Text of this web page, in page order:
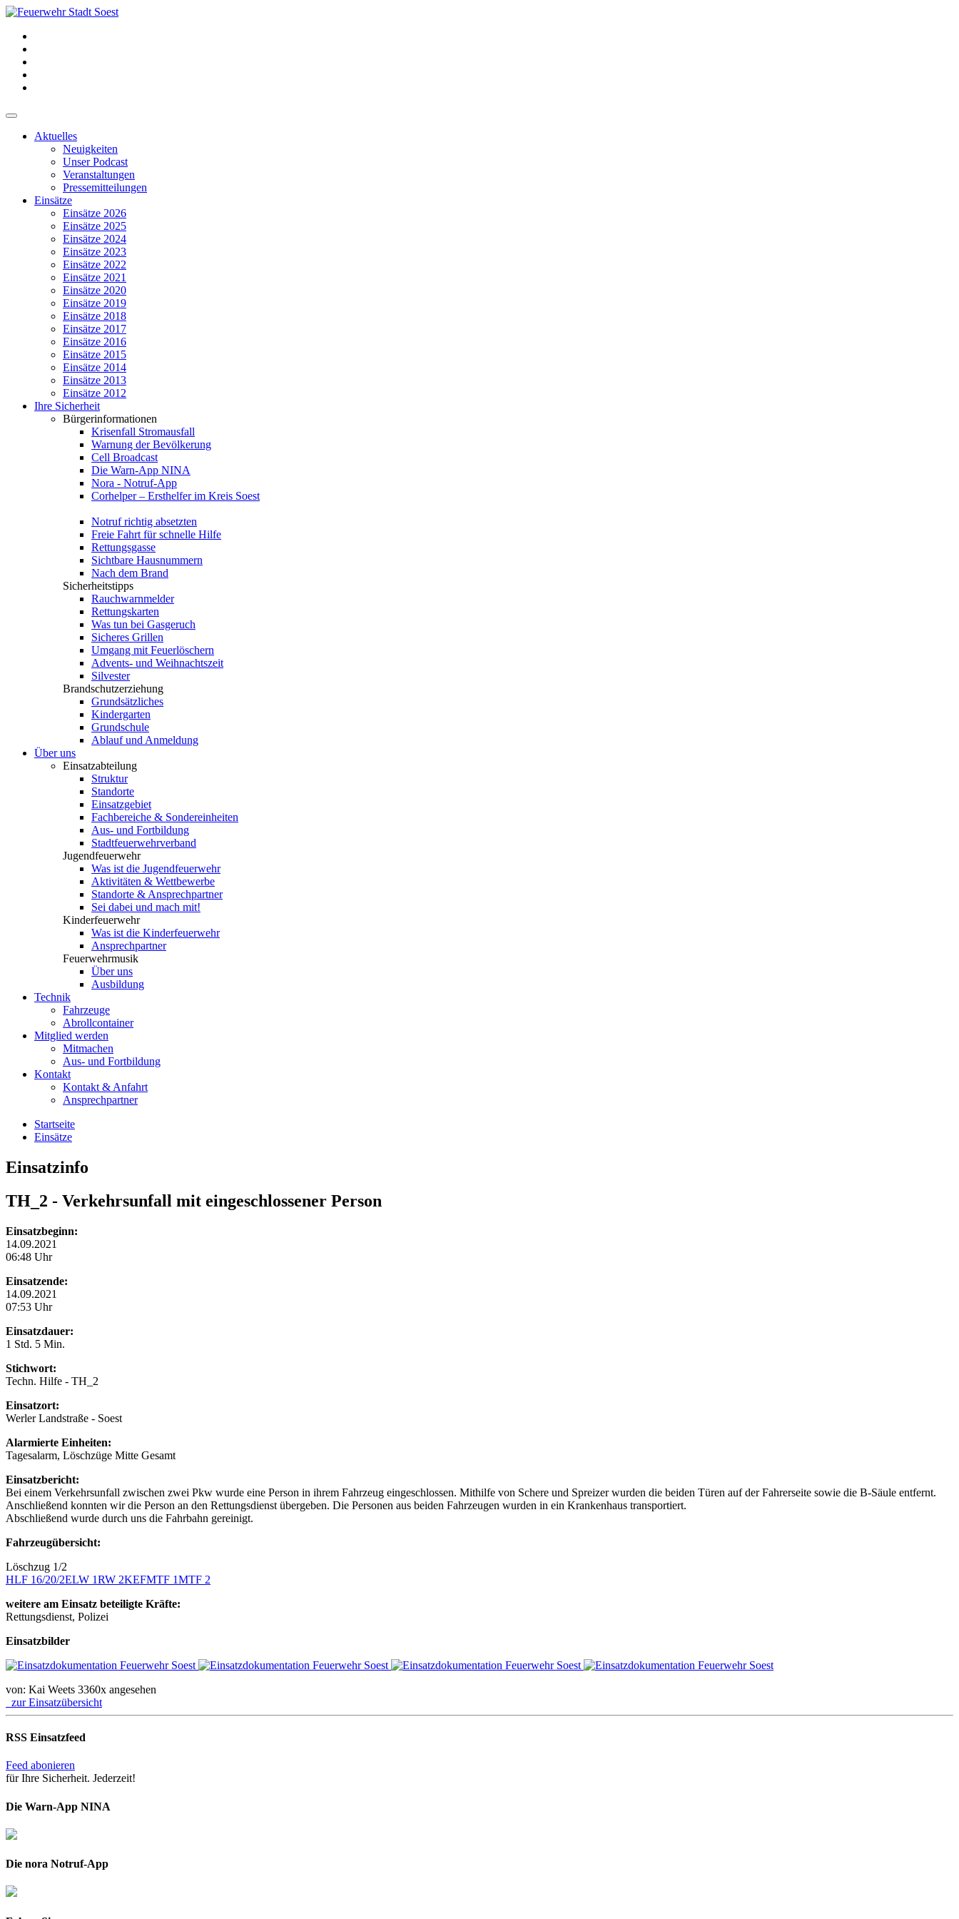
Aktuelles
Neuigkeiten
Unser Podcast
Veranstaltungen
Pressemitteilungen
Einsätze
Einsätze 2026
Einsätze 2025
Einsätze 2024
Einsätze 2023
Einsätze 2022
Einsätze 2021
Einsätze 2020
Einsätze 2019
Einsätze 2018
Einsätze 2017
Einsätze 2016
Einsätze 2015
Einsätze 2014
Einsätze 2013
Einsätze 2012
Ihre Sicherheit
Bürgerinformationen
Krisenfall Stromausfall
Warnung der Bevölkerung
Cell Broadcast
Die Warn-App NINA
Nora - Notruf-App
Corhelper – Ersthelfer im Kreis Soest
Notruf richtig absetzten
Freie Fahrt für schnelle Hilfe
Rettungsgasse
Sichtbare Hausnummern
Nach dem Brand
Sicherheitstipps
Rauchwarnmelder
Rettungskarten
Was tun bei Gasgeruch
Sicheres Grillen
Umgang mit Feuerlöschern
Advents- und Weihnachtszeit
Silvester
Brandschutzerziehung
Grundsätzliches
Kindergarten
Grundschule
Ablauf und Anmeldung
Über uns
Einsatzabteilung
Struktur
Standorte
Einsatzgebiet
Fachbereiche & Sondereinheiten
Aus- und Fortbildung
Stadtfeuerwehrverband
Jugendfeuerwehr
Was ist die Jugendfeuerwehr
Aktivitäten & Wettbewerbe
Standorte & Ansprechpartner
Sei dabei und mach mit!
Kinderfeuerwehr
Was ist die Kinderfeuerwehr
Ansprechpartner
Feuerwehrmusik
Über uns
Ausbildung
Technik
Fahrzeuge
Abrollcontainer
Mitglied werden
Mitmachen
Aus- und Fortbildung
Kontakt
Kontakt & Anfahrt
Ansprechpartner
Startseite
Einsätze
Einsatzinfo
TH_2 - Verkehrsunfall mit eingeschlossener Person
Einsatzbeginn:
14.09.2021
06:48 Uhr
Einsatzende:
14.09.2021
07:53 Uhr
Einsatzdauer:
1 Std. 5 Min.
Stichwort:
Techn. Hilfe - TH_2
Einsatzort:
Werler Landstraße - Soest
Alarmierte Einheiten:
Tagesalarm, Löschzüge Mitte Gesamt
Einsatzbericht:
Bei einem Verkehrsunfall zwischen zwei Pkw wurde eine Person in ihrem Fahrzeug eingeschlossen. Mithilfe von Schere und Spreizer wurden die beiden Türen auf der Fahrerseite sowie die B-Säule entfernt.
Anschließend konnten wir die Person an den Rettungsdienst übergeben. Die Personen aus beiden Fahrzeugen wurden in ein Krankenhaus transportiert.
Abschließend wurde durch uns die Fahrbahn gereinigt.
Fahrzeugübersicht:
Löschzug 1/2
HLF 16/20/2ELW 1RW 2KEFMTF 1MTF 2
weitere am Einsatz beteiligte Kräfte:
Rettungsdienst, Polizei
Einsatzbilder
von: Kai Weets 3360x angesehen
zur Einsatzübersicht
RSS Einsatzfeed
Feed abonieren
für Ihre Sicherheit. Jederzeit!
Die Warn-App NINA
Die nora Notruf-App